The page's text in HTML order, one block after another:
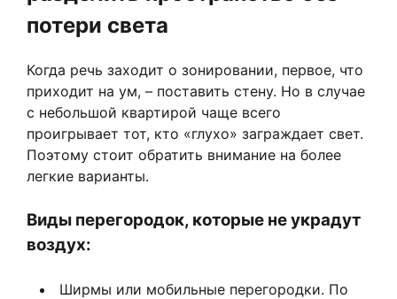
потери света
Когда речь заходит о зонировании, первое, что
приходит на ум, – поставить стену. Но в случае
с небольшой квартирой чаще всего
проигрывает тот, кто «глухо» заграждает свет.
Поэтому стоит обратить внимание на более
легкие варианты.
Виды перегородок, которые не украдут
воздух:
Ширмы или мобильные перегородки. По